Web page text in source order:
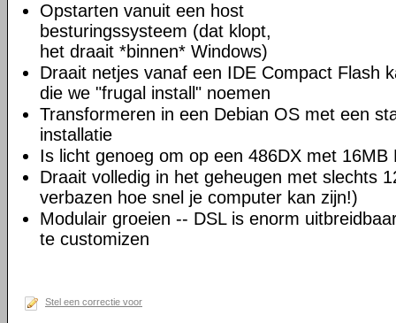
Opstarten vanuit een host
besturingssysteem (dat klopt,
het draait *binnen* Windows)
Draait netjes vanaf een IDE Compact Flash
die we "frugal install" noemen
Transformeren in een Debian OS met een
installatie
Is licht genoeg om op een 486DX met 16MB
Draait volledig in het geheugen met slechts
verbazen hoe snel je computer kan zijn!)
Modulair groeien -- DSL is enorm
te customizen
Stel een correctie voor